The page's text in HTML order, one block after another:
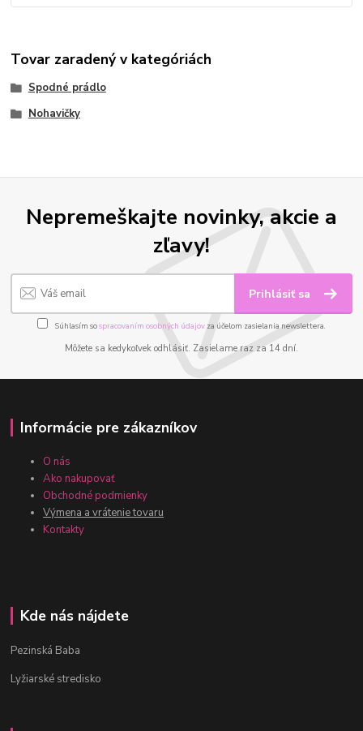
Tovar zaradený v kategóriách
Spodné prádlo
Nohavičky
Nepremeškajte novinky, akcie a
zľavy!
Prihlásiť sa
Súhlasím sospracovaním osobných údajov za účelom zasielania newslettera.
Môžete sa kedykoľvek odhlásiť. Zasielame raz za 14 dní.
Informácie pre zákazníkov
O nás
Ako nakupovať
Obchodné podmienky
Výmena a vrátenie tovaru
Kontakty
Kde nás nájdete
Pezinská Baba
Lyžiarské stredisko